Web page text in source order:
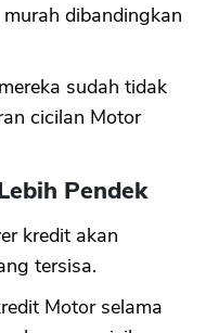
dibandingkan
sudah tidak
cicilan Motor
Pendek
kredit akan
tersisa.
Motor selama